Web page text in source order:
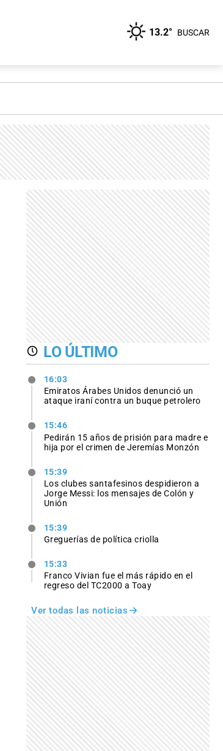
13.2° BUSCAR
LO ÚLTIMO
16:03
Emiratos Árabes Unidos denunció un
ataque iraní contra un buque petrolero
15:46
Pedirán 15 años de prisión para madre e
hija por el crimen de Jeremías Monzón
15:39
Los clubes santafesinos despidieron a
Jorge Messi: los mensajes de Colón y
Unión
15:39
Greguerías de política criolla
15:33
Franco Vivian fue el más rápido en el
regreso del TC2000 a Toay
Ver todas las noticias